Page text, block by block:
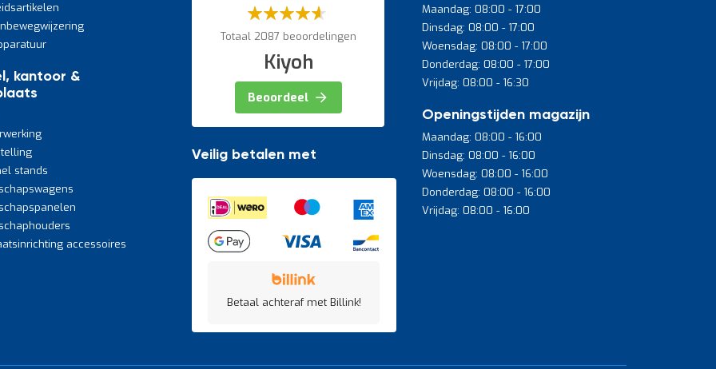
kantoor &
stands
accessoires
Waardering:
Totaal 2087 beoordelingen
Kiyoh
Beoordeel
Veilig betalen met
Betaal achteraf met Billink!
Maandag: 08:00 - 17:00
Dinsdag: 08:00 - 17:00
Woensdag: 08:00 - 17:00
Donderdag: 08:00 - 17:00
Vrijdag: 08:00 - 16:30
Openingstijden magazijn
Maandag: 08:00 - 16:00
Dinsdag: 08:00 - 16:00
Woensdag: 08:00 - 16:00
Donderdag: 08:00 - 16:00
Vrijdag: 08:00 - 16:00